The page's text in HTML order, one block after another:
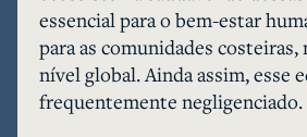
essencial para o bem-estar
para as comunidades costeiras,
nível global. Ainda assim, esse
frequentemente negligenciado.